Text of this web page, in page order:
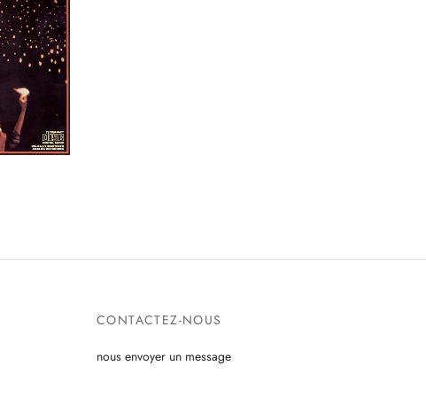
CONTACTEZ-NOUS
nous envoyer un message